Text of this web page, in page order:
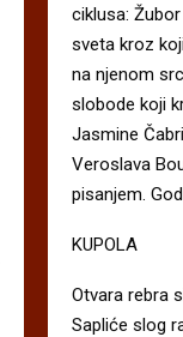
ciklusa:
sveta kroz
na njenom
slobode koji
Jasmine
Veroslava
pisanjem.
KUPOLA
Otvara rebra
Sapliće slog